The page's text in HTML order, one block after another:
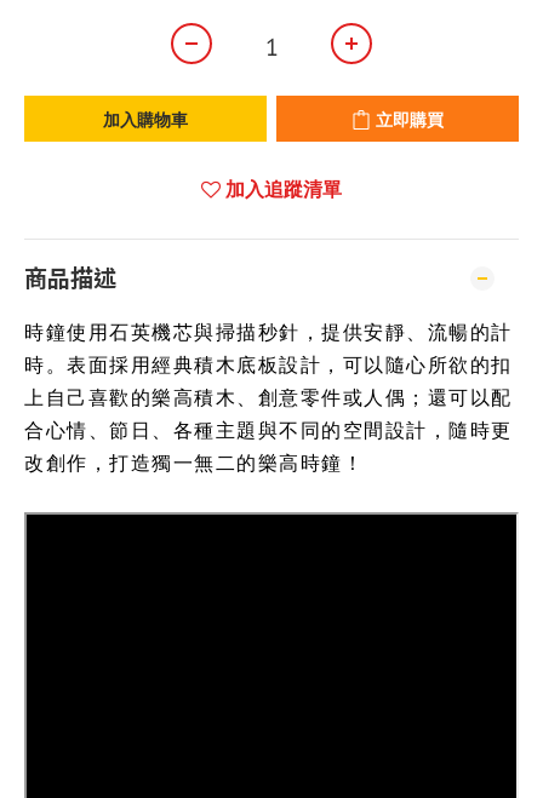
加入購物車 立即購買
加入追蹤清單
商品描述
時鐘使用石英機芯與掃描秒針，提供安靜、流暢的計
時。表面採用經典積木底板設計，可以隨心所欲的扣
上自己喜歡的樂高積木、創意零件或人偶；還可以配
合心情、節日、各種主題與不同的空間設計，隨時更
改創作，打造獨一無二的樂高時鐘！